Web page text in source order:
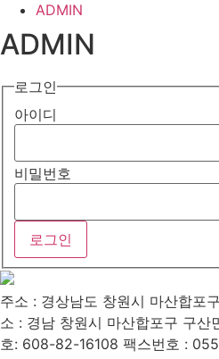
ADMIN
ADMIN
로그인
아이디
비밀번호
주소 : 경상남도 창원시 마산합포
소 : 경남 창원시 마산합포구 구산
호: 608-82-16108 팩스번호 :